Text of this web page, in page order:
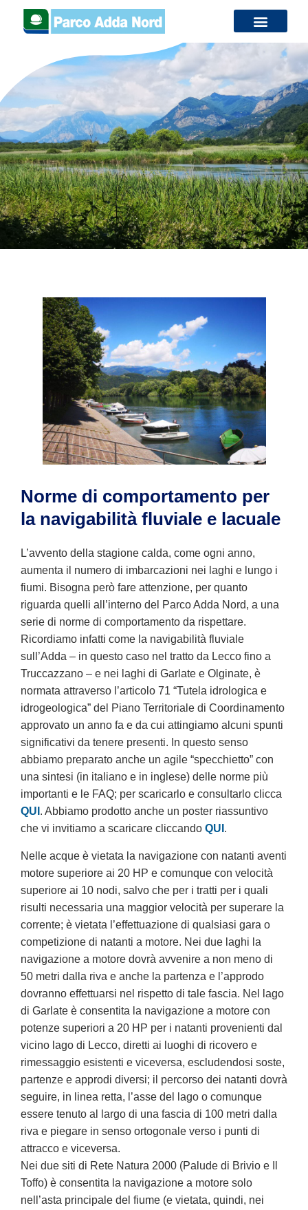
Norme di comportamento per
la navigabilità fluviale e lacuale
L’avvento della stagione calda, come ogni anno,
aumenta il numero di imbarcazioni nei laghi e lungo i
fiumi. Bisogna però fare attenzione, per quanto
riguarda quelli all’interno del Parco Adda Nord, a una
serie di norme di comportamento da rispettare.
Ricordiamo infatti come la navigabilità fluviale
sull’Adda – in questo caso nel tratto da Lecco fino a
Truccazzano – e nei laghi di Garlate e Olginate, è
normata attraverso l’articolo 71 “Tutela idrologica e
idrogeologica” del Piano Territoriale di Coordinamento
approvato un anno fa e da cui attingiamo alcuni spunti
significativi da tenere presenti. In questo senso
abbiamo preparato anche un agile “specchietto” con
una sintesi (in italiano e in inglese) delle norme più
importanti e le FAQ; per scaricarlo e consultarlo clicca
QUI . Abbiamo prodotto anche un poster riassuntivo
che vi invitiamo a scaricare cliccando QUI .
Nelle acque è vietata la navigazione con natanti aventi
motore superiore ai 20 HP e comunque con velocità
superiore ai 10 nodi, salvo che per i tratti per i quali
risulti necessaria una maggior velocità per superare la
corrente; è vietata l’effettuazione di qualsiasi gara o
competizione di natanti a motore. Nei due laghi la
navigazione a motore dovrà avvenire a non meno di
50 metri dalla riva e anche la partenza e l’approdo
dovranno effettuarsi nel rispetto di tale fascia. Nel lago
di Garlate è consentita la navigazione a motore con
potenze superiori a 20 HP per i natanti provenienti dal
vicino lago di Lecco, diretti ai luoghi di ricovero e
rimessaggio esistenti e viceversa, escludendosi soste,
partenze e approdi diversi; il percorso dei natanti dovrà
seguire, in linea retta, l’asse del lago o comunque
essere tenuto al largo di una fascia di 100 metri dalla
riva e piegare in senso ortogonale verso i punti di
attracco e viceversa.
Nei due siti di Rete Natura 2000 (Palude di Brivio e Il
Toffo) è consentita la navigazione a motore solo
nell’asta principale del fiume (e vietata, quindi, nei